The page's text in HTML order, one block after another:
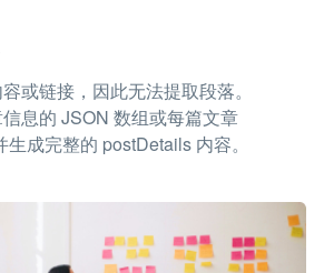
或链接，因此无法提取段落。
息的 JSON 数组或每篇文章
成完整的 postDetails 内容。